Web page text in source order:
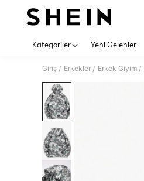
Kategoriler Yeni Gelenler
Giriş / Erkekler / Erkek Giyim /